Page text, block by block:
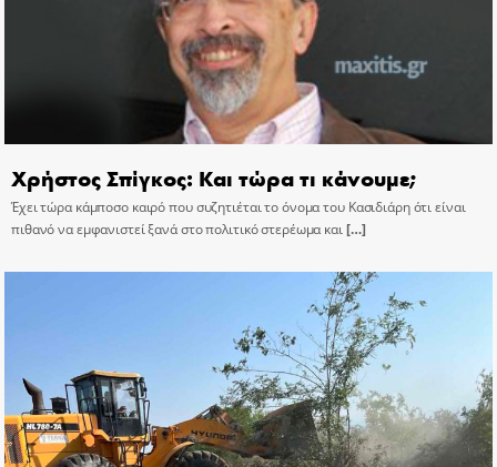
Χρήστος Σπίγκος: Και τώρα τι κάνουμε;
Έχει τώρα κάμποσο καιρό που συζητιέται το όνομα του Κασιδιάρη ότι είναι
πιθανό να εμφανιστεί ξανά στο πολιτικό στερέωμα και[…]